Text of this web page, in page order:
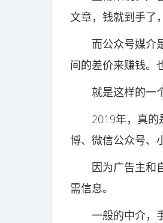
文章，钱就到手了
而公众号媒介是
间的差价来赚钱。
就是这样的一个
2019年，真的是
博、微信公众号、
因为广告主和自
需信息。
一般的中介，手